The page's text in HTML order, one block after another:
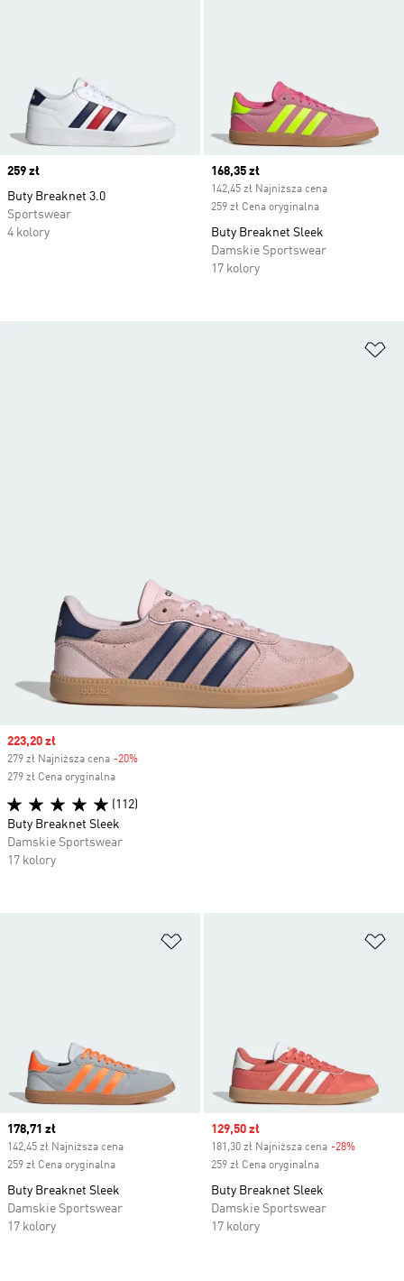
Price
259 zł
Buty Breaknet 3.0
Sportswear
4 kolory
Current price
168,35 zł
142,45 zł Najniższa cena
259 zł Cena oryginalna
Buty Breaknet Sleek
Damskie Sportswear
17 kolory
Current price
178,71 zł
142,45 zł Najniższa cena
259 zł Cena oryginalna
Buty Breaknet Sleek
Damskie Sportswear
17 kolory
Sale price
129,50 zł
181,30 zł Najniższa cena -28%
259 zł Cena oryginalna
Buty Breaknet Sleek
Damskie Sportswear
17 kolory
Sale price
223,20 zł
279 zł Najniższa cena -20%
279 zł Cena oryginalna
(112)
Buty Breaknet Sleek
Damskie Sportswear
17 kolory